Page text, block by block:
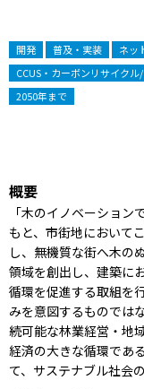
開発 普及・実装 ネッ
CCUS・カーボンリサイク
2050年まで
概要
「木のイノベーショ
もと、市街地において
し、無機質な街へ木の
領域を創出し、建築に
循環を促進する取組を
みを意図するものでは
続可能な林業経営・地
経済の大きな循環であ
て、サステナブル社会